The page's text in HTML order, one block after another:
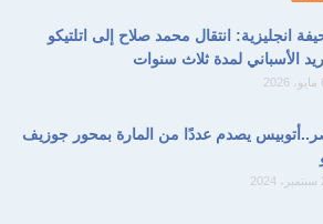
انجليزية: انتقال محمد صلاح إلى اتلتيكو
الأسباني لمدة ثلاث سنوات
يصدم عددًا من المارة بمحور جوزيف